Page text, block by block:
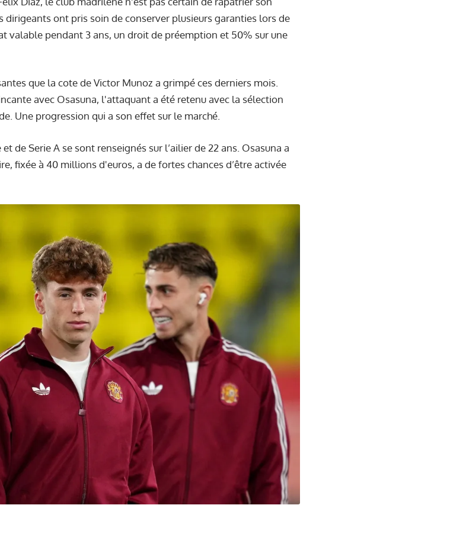
dirigeants ont pris soin de conserver plusieurs garanties lors de
valable pendant 3 ans, un droit de préemption et 50% sur une
que la cote de Victor Munoz a grimpé ces derniers mois.
avec Osasuna, l'attaquant a été retenu avec la sélection
Une progression qui a son effet sur le marché.
de Serie A se sont renseignés sur l’ailier de 22 ans. Osasuna a
fixée à 40 millions d'euros, a de fortes chances d’être activée